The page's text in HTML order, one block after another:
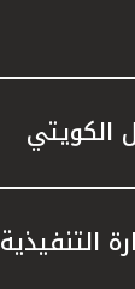
الكويتي
التنفيذية